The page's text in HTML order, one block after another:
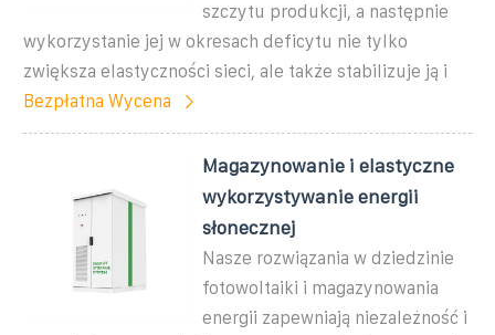
szczytu produkcji, a następnie
wykorzystanie jej w okresach deficytu nie tylko
zwiększa elastyczności sieci, ale także stabilizuje ją i
Bezpłatna Wycena
Magazynowanie i elastyczne
wykorzystywanie energii
słonecznej
Nasze rozwiązania w dziedzinie
fotowoltaiki i magazynowania
energii zapewniają niezależność i